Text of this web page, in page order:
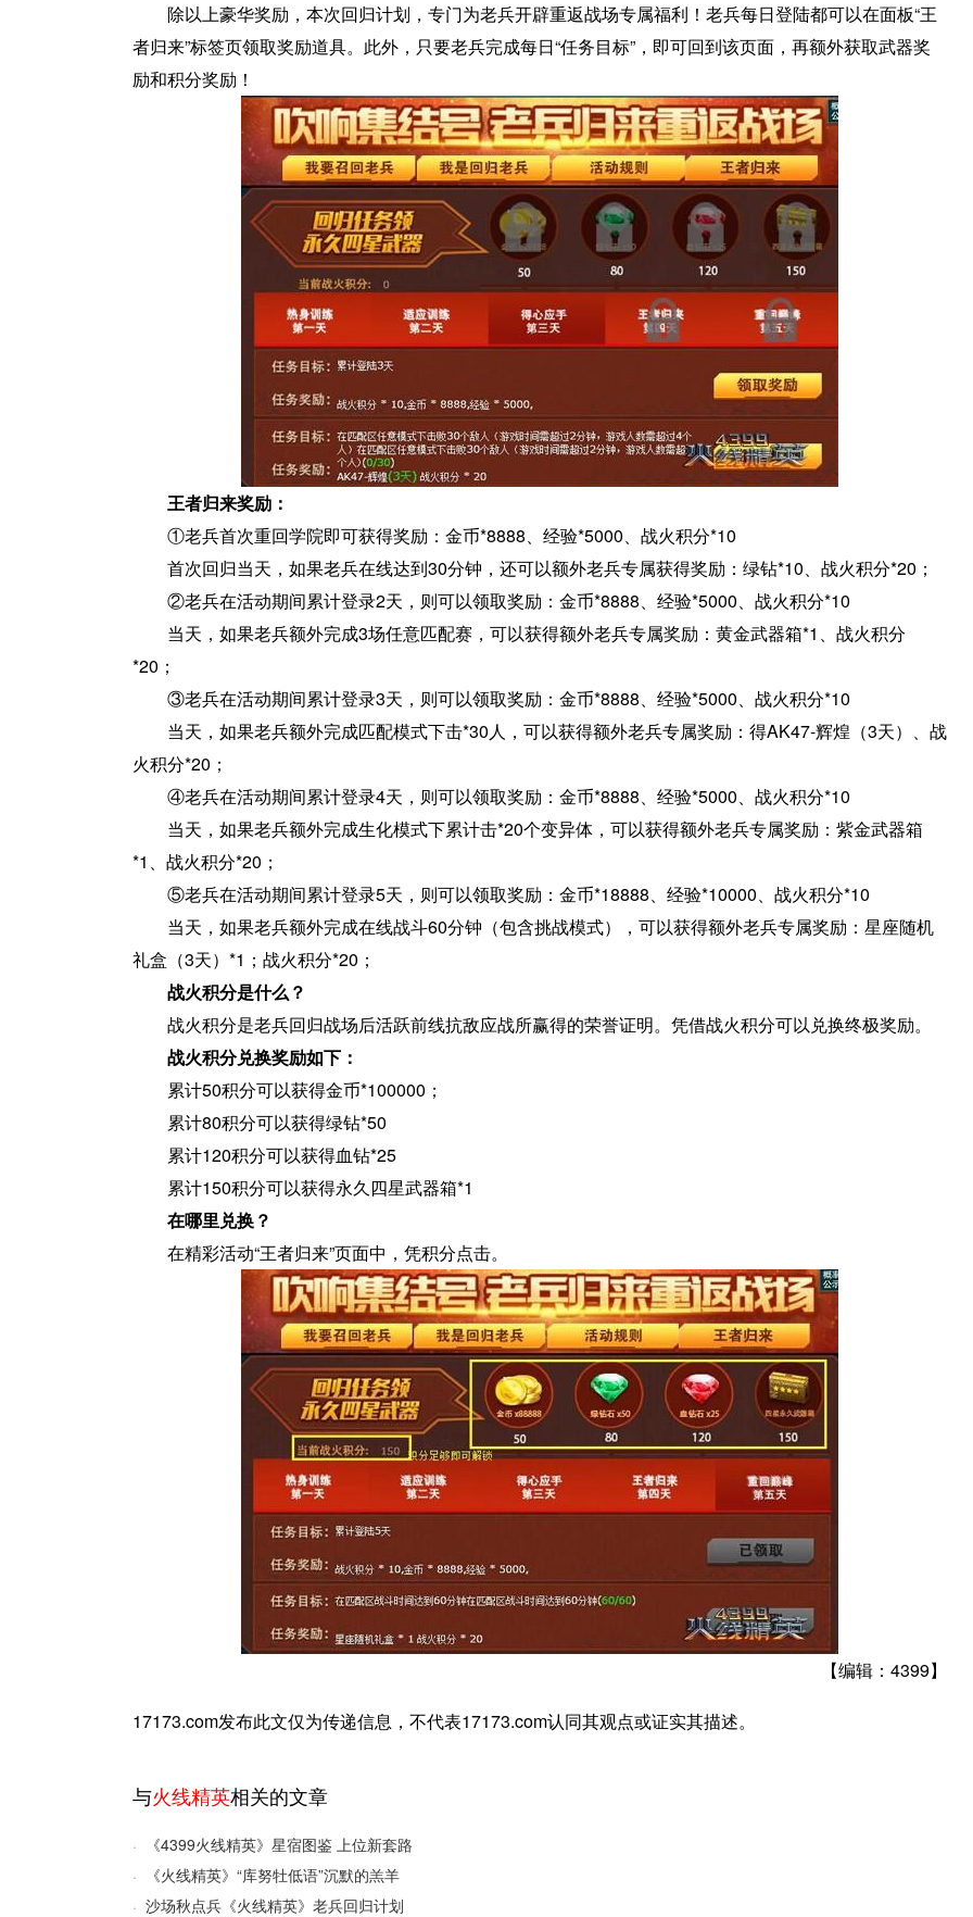
除以上豪华奖励，本次回归计划，专门为老兵开辟重返战场专属福利！老兵每日登陆都可以在面板“王
者归来”标签页领取奖励道具。此外，只要老兵完成每日“任务目标”，即可回到该页面，再额外获取武器奖
励和积分奖励！
王者归来奖励：
①老兵首次重回学院即可获得奖励：金币*8888、经验*5000、战火积分*10
首次回归当天，如果老兵在线达到30分钟，还可以额外老兵专属获得奖励：绿钻*10、战火积分*20；
②老兵在活动期间累计登录2天，则可以领取奖励：金币*8888、经验*5000、战火积分*10
当天，如果老兵额外完成3场任意匹配赛，可以获得额外老兵专属奖励：黄金武器箱*1、战火积分
*20；
③老兵在活动期间累计登录3天，则可以领取奖励：金币*8888、经验*5000、战火积分*10
当天，如果老兵额外完成匹配模式下击*30人，可以获得额外老兵专属奖励：得AK47-辉煌（3天）、战
火积分*20；
④老兵在活动期间累计登录4天，则可以领取奖励：金币*8888、经验*5000、战火积分*10
当天，如果老兵额外完成生化模式下累计击*20个变异体，可以获得额外老兵专属奖励：紫金武器箱
*1、战火积分*20；
⑤老兵在活动期间累计登录5天，则可以领取奖励：金币*18888、经验*10000、战火积分*10
当天，如果老兵额外完成在线战斗60分钟（包含挑战模式），可以获得额外老兵专属奖励：星座随机
礼盒（3天）*1；战火积分*20；
战火积分是什么？
战火积分是老兵回归战场后活跃前线抗敌应战所赢得的荣誉证明。凭借战火积分可以兑换终极奖励。
战火积分兑换奖励如下：
累计50积分可以获得金币*100000；
累计80积分可以获得绿钻*50
累计120积分可以获得血钻*25
累计150积分可以获得永久四星武器箱*1
在哪里兑换？
在精彩活动“王者归来”页面中，凭积分点击。
【编辑：4399】
17173.com发布此文仅为传递信息，不代表17173.com认同其观点或证实其描述。
与火线精英相关的文章
·
《4399火线精英》星宿图鉴 上位新套路
·
《火线精英》“库努牡低语”沉默的羔羊
· 沙场秋点兵《火线精英》老兵回归计划